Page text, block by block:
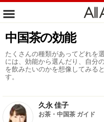
中国茶の効能
たくさんの種類があってどれを
には、効能から選んだり、自分
を飲みたいのかを想像してみる
す。
久永 佳子
お茶・中国茶 ガイド